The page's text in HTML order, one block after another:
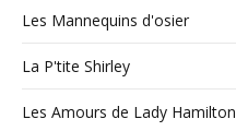
Les Mannequins d'osier
La P'tite Shirley
Les Amours de Lady Hamilton